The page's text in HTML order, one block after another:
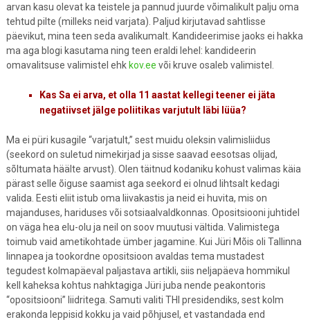
arvan kasu olevat ka teistele ja pannud juurde võimalikult palju oma
tehtud pilte (milleks neid varjata). Paljud kirjutavad sahtlisse
päevikut, mina teen seda avalikumalt. Kandideerimise jaoks ei hakka
ma aga blogi kasutama ning teen eraldi lehel: kandideerin
omavalitsuse valimistel ehk kov.ee või kruve osaleb valimistel.
Kas Sa ei arva, et olla 11 aastat kellegi teener ei jäta
negatiivset jälge poliitikas varjutult läbi lüüa?
Ma ei püri kusagile “varjatult,” sest muidu oleksin valimisliidus
(seekord on suletud nimekirjad ja sisse saavad eesotsas olijad,
sõltumata häälte arvust). Olen täitnud kodaniku kohust valimas käia
pärast selle õiguse saamist aga seekord ei olnud lihtsalt kedagi
valida. Eesti eliit istub oma liivakastis ja neid ei huvita, mis on
majanduses, hariduses või sotsiaalvaldkonnas. Opositsiooni juhtidel
on väga hea elu-olu ja neil on soov muutusi vältida. Valimistega
toimub vaid ametikohtade ümber jagamine. Kui Jüri Mõis oli Tallinna
linnapea ja tookordne opositsioon avaldas tema mustadest
tegudest kolmapäeval paljastava artikli, siis neljapäeva hommikul
kell kaheksa kohtus nahktagiga Jüri juba nende peakontoris
“opositsiooni” liidritega. Samuti valiti THI presidendiks, sest kolm
erakonda leppisid kokku ja vaid põhjusel, et vastandada end